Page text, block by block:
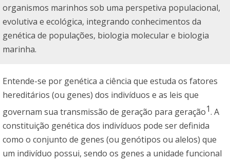
organismos marinhos sob uma perspetiva populacional,
evolutiva e ecológica, integrando conhecimentos da
genética de populações, biologia molecular e biologia
marinha.
Entende-se por genética a ciência que estuda os fatores
hereditários (ou genes) dos indivíduos e as leis que
governam sua transmissão de geração para geração1. A
constituição genética dos indivíduos pode ser definida
como o conjunto de genes (ou genótipos ou alelos) que
um indivíduo possui, sendo os genes a unidade funcional